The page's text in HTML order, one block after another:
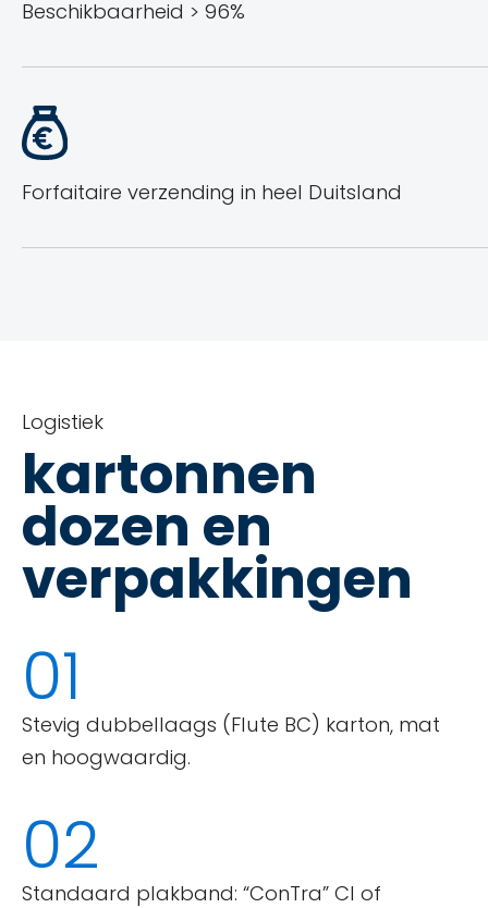
Beschikbaarheid > 96%
Forfaitaire verzending in heel Duitsland
Logistiek
kartonnen
dozen en
verpakkingen
01
Stevig dubbellaags (Flute BC) karton, mat
en hoogwaardig.
02
Standaard plakband: “ConTra” CI of